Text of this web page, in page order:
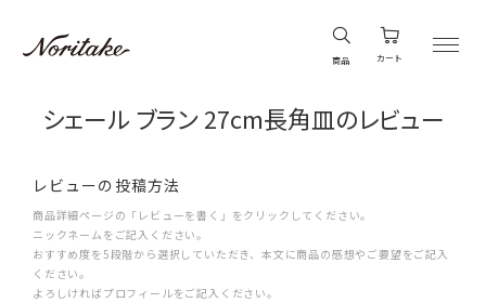
商品 カート
シェール ブラン 27cm長角皿のレビュー
レビューの投稿方法
商品詳細ページの「レビューを書く」をクリックしてください。
ニックネームをご記入ください。
おすすめ度を5段階から選択していただき、本文に商品の感想やご要望をご記入
ください。
よろしければプロフィールをご記入ください。